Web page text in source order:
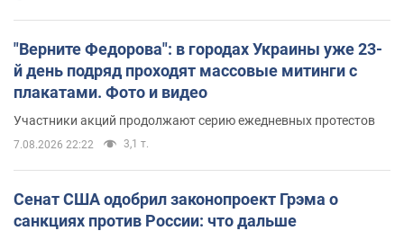
"Верните Федорова": в городах Украины уже 23-
й день подряд проходят массовые митинги с
плакатами. Фото и видео
Участники акций продолжают серию ежедневных протестов
7.08.2026 22:22 3,1 т.
Сенат США одобрил законопроект Грэма о
санкциях против России: что дальше